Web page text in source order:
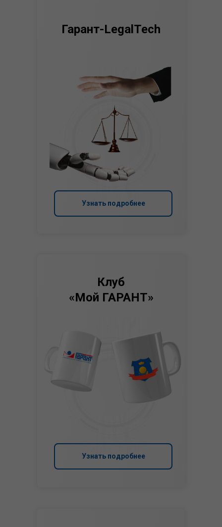
Узнать подробнее
Клуб
«Мой ГАРАНТ»
Узнать подробнее
Гарант-LegalTech